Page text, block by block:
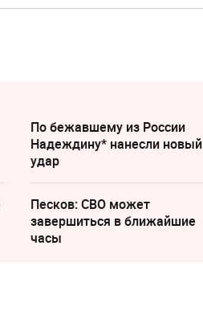
По бежавшему из России
Надеждину* нанесли новый
удар
Песков: СВО может
завершиться в ближайшие
часы